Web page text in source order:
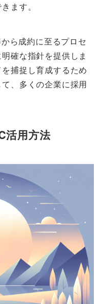
ます。
ら成約に至るプロセ
確な指針を提供しま
捕捉し育成するため
、多くの企業に採用
活用方法